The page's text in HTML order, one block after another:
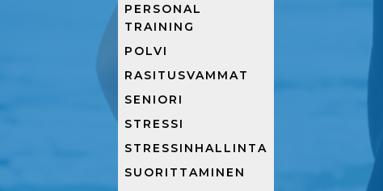
PERSONAL
TRAINING
POLVI
RASITUSVAMMAT
SENIORI
STRESSI
STRESSINHALLINTA
SUORITTAMINEN